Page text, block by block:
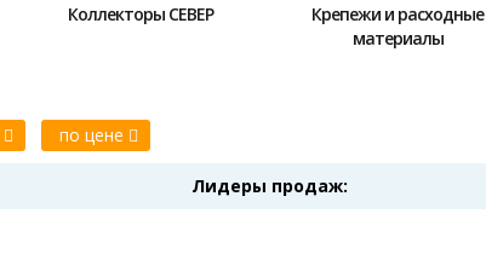
Коллекторы СЕВЕР
Крепежи и расходные
материалы
по цене
Лидеры продаж: